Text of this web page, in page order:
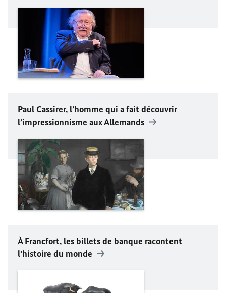
Paul Cassirer, l’homme qui a fait découvrir
l’impressionnisme aux Allemands
À Francfort, les billets de banque racontent
l’histoire du monde